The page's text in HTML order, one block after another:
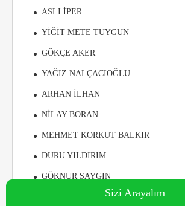
ASLI İPER
YİĞİT METE TUYGUN
GÖKÇE AKER
YAĞIZ NALÇACIOĞLU
ARHAN İLHAN
NİLAY BORAN
MEHMET KORKUT BALKIR
DURU YILDIRIM
GÖKNUR SAYGIN
Sizi Arayalım